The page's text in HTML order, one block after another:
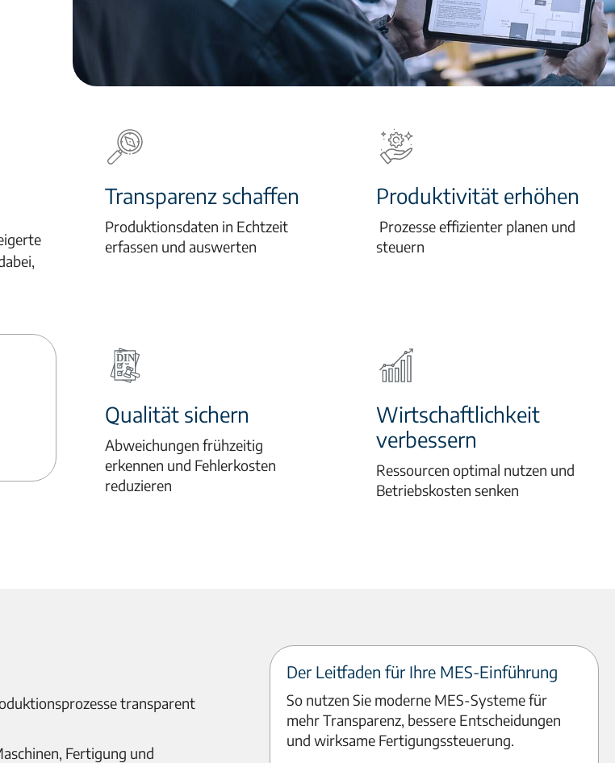
Transparenz schaffen
Produktionsdaten in Echtzeit
erfassen und auswerten
Produktivität erhöhen
Prozesse effizienter planen und
steuern
Qualität sichern
Abweichungen frühzeitig
erkennen und Fehlerkosten
reduzieren
Wirtschaftlichkeit
verbessern
Ressourcen optimal nutzen und
Betriebskosten senken
transparent
Fertigung und
Der Leitfaden für Ihre MES-Einführung
So nutzen Sie moderne MES-Systeme für
mehr Transparenz, bessere Entscheidungen
und wirksame Fertigungssteuerung.